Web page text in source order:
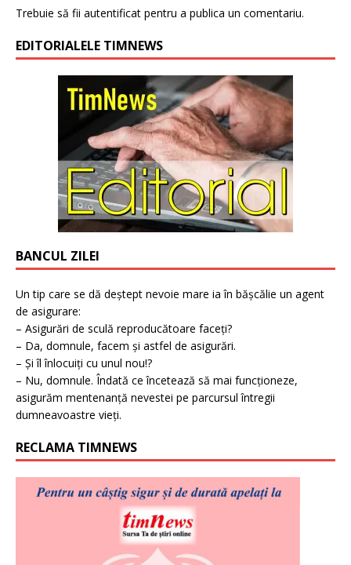
Trebuie să fii autentificat pentru a publica un comentariu.
EDITORIALELE TIMNEWS
BANCUL ZILEI
Un tip care se dă deștept nevoie mare ia în bășcălie un agent
de asigurare:
– Asigurări de sculă reproducătoare faceți?
– Da, domnule, facem și astfel de asigurări.
– Și îl înlocuiți cu unul nou!?
– Nu, domnule. Îndată ce încetează să mai funcționeze,
asigurăm mentenanță nevestei pe parcursul întregii
dumneavoastre vieți.
RECLAMA TIMNEWS